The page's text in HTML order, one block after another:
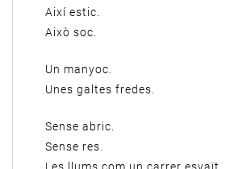
Així estic.
Això soc.
Un manyoc.
Unes galtes fredes.
Sense abric.
Sense res.